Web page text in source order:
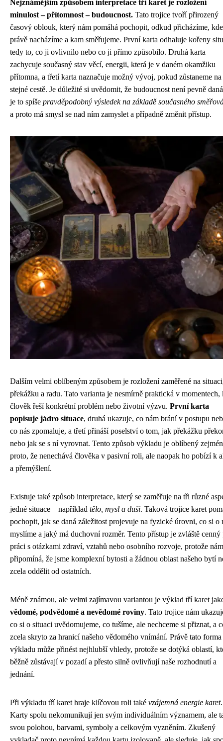
Nejznámějším způsobem interpretace tří karet je rozložení
minulost – přítomnost – budoucnost. Tato trojice tvoří přirozený
časový oblouk, který nám pomáhá pochopit, odkud přicházíme,
právě nacházíme a kam směřujeme. První karta odhaluje kořeny
tedy to, co ji ovlivnilo nebo co ji přímo způsobilo. Druhá karta
zachycuje současný stav věcí, energii, která je v daném okamžiku
přítomna, a třetí karta naznačuje možný vývoj, pokud zůstaneme na
stejné cestě. Je důležité si uvědomit, že budoucnost není pevně
je to spíše pravděpodobný výsledek na základě současného
a proto má smysl se nad ním zamyslet a případně změnit přístup.
Dalším velmi oblíbeným způsobem je rozložení zaměřené na
překážku a radu. Tato varianta je nesmírně praktická v momentech,
člověk řeší konkrétní problém nebo životní výzvu. První karta
popisuje jádro situace, druhá ukazuje, co nám brání v postupu
co nás zpomaluje, a třetí přináší poselství o tom, jak překážku
nebo jak se s ní vyrovnat. Tento způsob výkladu je oblíbený
proto, že nenechává člověka v pasivní roli, ale naopak ho pobízí k
a přemýšlení.
Existuje také způsob interpretace, který se zaměřuje na tři různé
jedné situace – například tělo, mysl a duši. Taková trojice karet
pochopit, jak se daná záležitost projevuje na fyzické úrovni, co si o
myslíme a jaký má duchovní rozměr. Tento přístup je zvláště cenný
práci s otázkami zdraví, vztahů nebo osobního rozvoje, protože nám
připomíná, že jsme komplexní bytosti a žádnou oblast našeho bytí
zcela oddělit od ostatních.
Méně známou, ale velmi zajímavou variantou je výklad tří karet
vědomé, podvědomé a nevědomé roviny. Tato trojice nám
co si o situaci uvědomujeme, co tušíme, ale nechceme si přiznat, a
zcela skryto za hranicí našeho vědomého vnímání. Právě tato forma
výkladu může přinést nejhlubší vhledy, protože se dotýká oblastí,
běžně zůstávají v pozadí a přesto silně ovlivňují naše rozhodnutí a
jednání.
Při výkladu tří karet hraje klíčovou roli také vzájemná energie karet.
Karty spolu nekomunikují jen svým individuálním významem, ale
svou polohou, barvami, symboly a celkovým vyzněním. Zkušený